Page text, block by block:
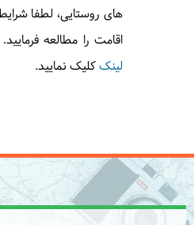
های روستایی، لطفا
اقامت را مطالعه
لینککلیک نمایید.